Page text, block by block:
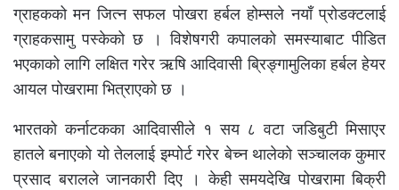
ग्राहकको मन जित्न सफल पोखरा हर्बल होम्सले नयाँ प्रोडक्टलाई
ग्राहकसामु पस्केको छ । विशेषगरी कपालको समस्याबाट पीडित
भएकाको लागि लक्षित गरेर ऋषि आदिवासी ब्रिङ्गामुलिका हर्बल हेयर
आयल पोखरामा भित्राएको छ ।
भारतको कर्नाटकका आदिवासीले १ सय ८ वटा जडिबुटी मिसाएर
हातले बनाएको यो तेललाई इम्पोर्ट गरेर बेच्न थालेको सञ्चालक कुमार
प्रसाद बरालले जानकारी दिए । केही समयदेखि पोखरामा बिक्री